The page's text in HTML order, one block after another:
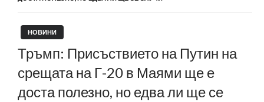
НОВИНИ
Тръмп: Присъствието на Путин на
срещата на Г-20 в Маями ще е
доста полезно, но едва ли ще се